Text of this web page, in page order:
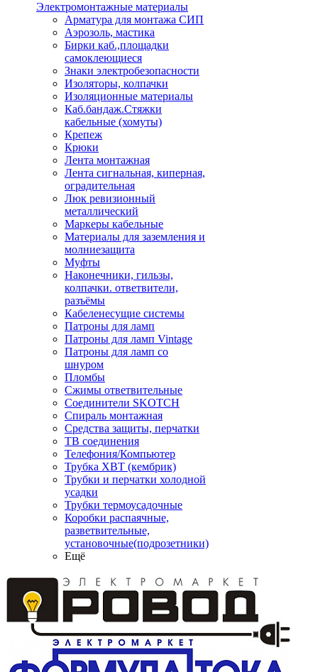
Электромонтажные материалы
Арматура для монтажа СИП
Аэрозоль, мастика
Бирки каб.,площадки
самоклеющиеся
Знаки электробезопасности
Изоляторы, колпачки
Изоляционные материалы
Каб.бандаж.Стяжки
кабельные (хомуты)
Крепеж
Крюки
Лента монтажная
Лента сигнальная, киперная,
оградительная
Люк ревизионный
металлический
Маркеры кабельные
Материалы для заземления и
молниезащита
Муфты
Наконечники, гильзы,
колпачки. ответвители,
разъёмы
Кабеленесущие системы
Патроны для ламп
Патроны для ламп Vintage
Патроны для ламп со
шнуром
Пломбы
Сжимы ответвительные
Соединители SKOTCH
Спираль монтажная
Средства защиты, перчатки
ТВ соединения
Телефония/Компьютер
Трубка ХВТ (кембрик)
Трубки и перчатки холодной
усадки
Трубки термоусадочные
Коробки распаячные,
разветвительные,
установочные(подрозетники)
Ещё